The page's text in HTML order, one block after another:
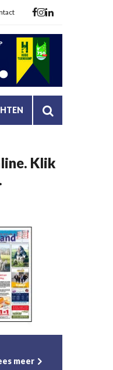
Klik
meer